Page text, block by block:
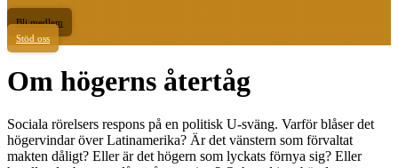
Bli medlem
Stöd oss
Om högerns återtåg
Sociala rörelsers respons på en politisk U-sväng. Varför blåser det
högervindar över Latinamerika? Är det vänstern som förvaltat
makten dåligt? Eller är det högern som lyckats förnya sig? Eller